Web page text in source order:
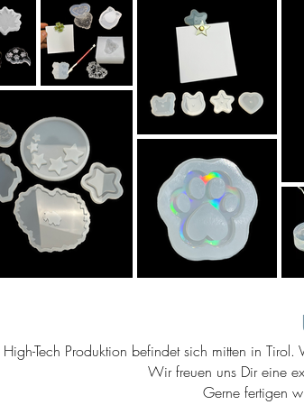
High-Tech Produktion befindet sich mitten in
Wir freuen uns Dir eine
Gerne fertigen